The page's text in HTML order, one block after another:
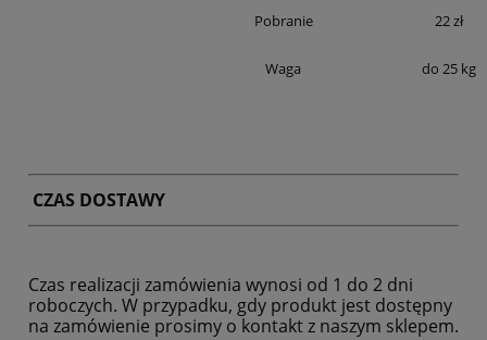
Pobranie 22 zł
Waga do 25 kg
CZAS DOSTAWY
Czas realizacji zamówienia wynosi od 1 do 2 dni
roboczych. W przypadku, gdy produkt jest dostępny
na zamówienie prosimy o kontakt z naszym sklepem.